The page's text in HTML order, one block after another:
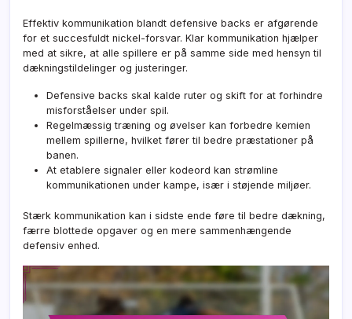
Effektiv kommunikation blandt defensive backs er afgørende
for et succesfuldt nickel-forsvar. Klar kommunikation hjælper
med at sikre, at alle spillere er på samme side med hensyn til
dækningstildelinger og justeringer.
Defensive backs skal kalde ruter og skift for at forhindre
misforståelser under spil.
Regelmæssig træning og øvelser kan forbedre kemien
mellem spillerne, hvilket fører til bedre præstationer på
banen.
At etablere signaler eller kodeord kan strømline
kommunikationen under kampe, især i støjende miljøer.
Stærk kommunikation kan i sidste ende føre til bedre dækning,
færre blottede opgaver og en mere sammenhængende
defensiv enhed.